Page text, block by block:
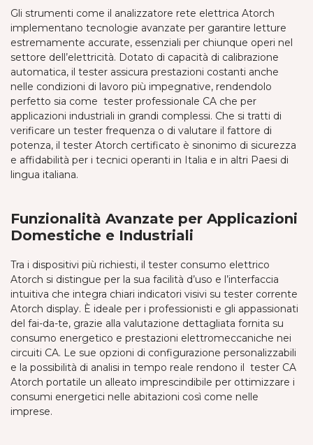
Gli strumenti come il analizzatore rete elettrica Atorch
implementano tecnologie avanzate per garantire letture
estremamente accurate, essenziali per chiunque operi nel
settore dell’elettricità. Dotato di capacità di calibrazione
automatica, il tester assicura prestazioni costanti anche
nelle condizioni di lavoro più impegnative, rendendolo
perfetto sia come tester professionale CA che per
applicazioni industriali in grandi complessi. Che si tratti di
verificare un tester frequenza o di valutare il fattore di
potenza, il tester Atorch certificato è sinonimo di sicurezza
e affidabilità per i tecnici operanti in Italia e in altri Paesi di
lingua italiana.
Funzionalità Avanzate per Applicazioni
Domestiche e Industriali
Tra i dispositivi più richiesti, il tester consumo elettrico
Atorch si distingue per la sua facilità d’uso e l’interfaccia
intuitiva che integra chiari indicatori visivi su tester corrente
Atorch display. È ideale per i professionisti e gli appassionati
del fai-da-te, grazie alla valutazione dettagliata fornita su
consumo energetico e prestazioni elettromeccaniche nei
circuiti CA. Le sue opzioni di configurazione personalizzabili
e la possibilità di analisi in tempo reale rendono il tester CA
Atorch portatile un alleato imprescindibile per ottimizzare i
consumi energetici nelle abitazioni così come nelle
imprese.